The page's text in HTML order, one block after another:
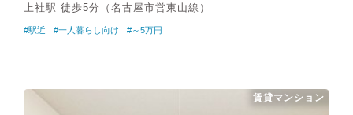
上社駅 徒歩5分（名古屋市営東山線）
#駅近 #一人暮らし向け #～5万円
賃貸マンション